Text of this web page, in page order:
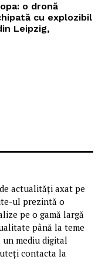
o dronă
cu explozibil
Leipzig,
actualități axat pe
ul prezintă o
pe o gamă largă
până la teme
un mediu digital
contacta la